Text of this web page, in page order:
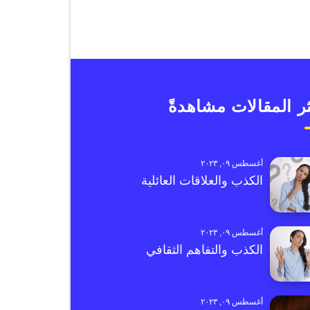
المقالات مشاهدةً
أغسطس ٠٩, ٢٠٢٣
الكذب والعلاقات العائلية
أغسطس ٠٩, ٢٠٢٣
الكذب والتفاهم الثقافي
أغسطس ٠٩, ٢٠٢٣